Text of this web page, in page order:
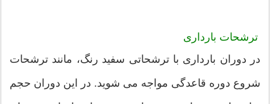
ترشحات بارداری
در دوران بارداری با ترشحاتی سفید رنگ، مانند ترشحات
شروع دوره قاعدگی مواجه می شوید. در این دوران حجم